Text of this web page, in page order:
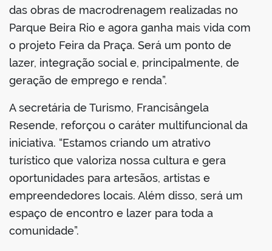
das obras de macrodrenagem realizadas no
Parque Beira Rio e agora ganha mais vida com
o projeto Feira da Praça. Será um ponto de
lazer, integração social e, principalmente, de
geração de emprego e renda”.
A secretária de Turismo, Francisângela
Resende, reforçou o caráter multifuncional da
iniciativa. “Estamos criando um atrativo
turístico que valoriza nossa cultura e gera
oportunidades para artesãos, artistas e
empreendedores locais. Além disso, será um
espaço de encontro e lazer para toda a
comunidade”.